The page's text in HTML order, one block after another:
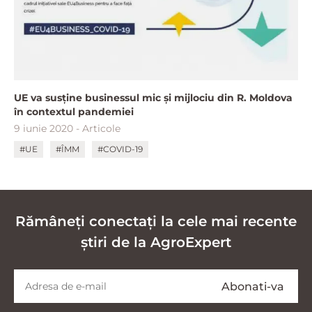
UE va susţine businessul mic şi mijlociu din R. Moldova
în contextul pandemiei
9 iunie 2020 - Articole
#UE #ÎMM #COVID-19
Rămâneți conectați la cele mai recente
știri de la AgroExpert